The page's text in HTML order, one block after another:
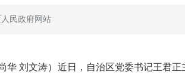
民政府网站
华 刘文涛）近日，自治区党委书记王君